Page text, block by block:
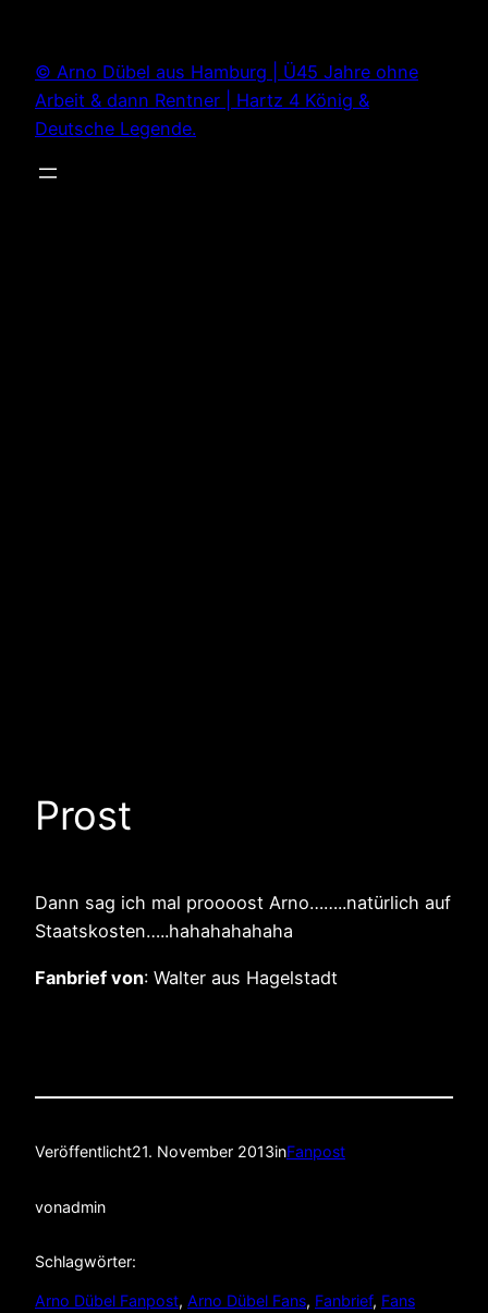
springen
© Arno Dübel aus Hamburg | Ü45 Jahre ohne
Arbeit & dann Rentner | Hartz 4 König &
Deutsche Legende.
Prost
Dann sag ich mal proooost Arno……..natürlich auf
Staatskosten…..hahahahahaha
Fanbrief von: Walter aus Hagelstadt
Veröffentlicht21. November 2013inFanpost
vonadmin
Schlagwörter:
Arno Dübel Fanpost, Arno Dübel Fans, Fanbrief, Fans